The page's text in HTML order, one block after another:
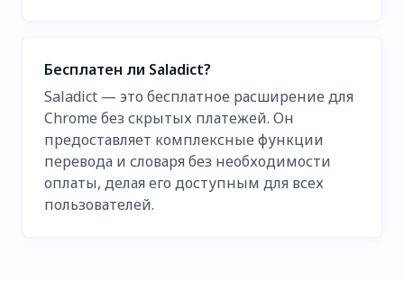
Бесплатен ли Saladict?
Saladict — это бесплатное расширение для
Chrome без скрытых платежей. Он
предоставляет комплексные функции
перевода и словаря без необходимости
оплаты, делая его доступным для всех
пользователей.